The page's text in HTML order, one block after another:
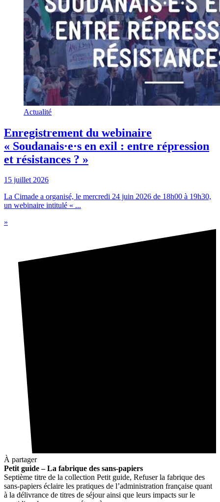
Actualité
Enregistrement du webinaire
« Soudanais·e·s en exil : entre répression
et résistances ? »
15 juillet 2026
La Cimade a organisé, le mercredi 24 juin 2026 de 18h00 à 19h30,
un webinaire intitulé « ...
»
À partager
Petit guide – La fabrique des sans-papiers
Septième titre de la collection Petit guide, Refuser la fabrique des
sans-papiers éclaire les pratiques de l’administration française quant
à la délivrance de titres de séjour ainsi que leurs impacts sur le